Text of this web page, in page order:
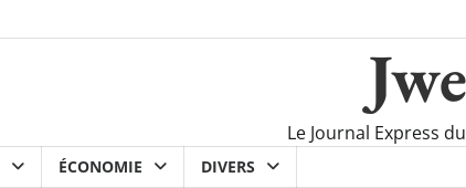
Le Journal Express
ÉCONOMIE DIVERS